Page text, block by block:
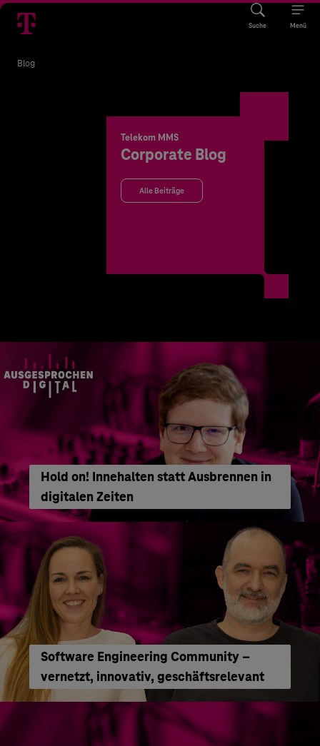
Suche Menü
Blog
Telekom MMS
Corporate Blog
Alle Beiträge
Hold on! Innehalten statt Ausbrennen in
digitalen Zeiten
Software Engineering Community –
vernetzt, innovativ, geschäftsrelevant